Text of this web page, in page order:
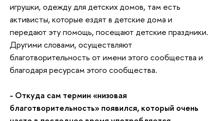
игрушки, одежду для детских домов, там есть
активисты, которые ездят в детские дома и
передают эту помощь, посещают детские праздники.
Другими словами, осуществляют
благотворительность от имени этого сообщества и
благодаря ресурсам этого сообщества.
- Откуда сам термин «низовая
благотворительность» появился, который очень